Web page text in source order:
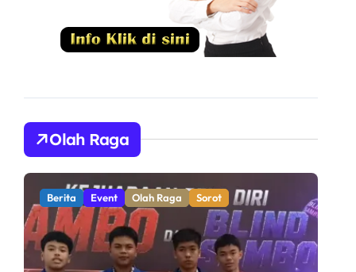
Olah Raga
Berita Olah Raga Sorot